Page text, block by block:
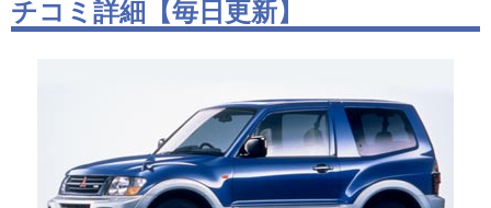
チコミ詳細【毎日更新】